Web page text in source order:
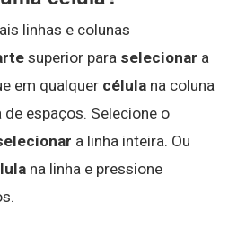
linhas e colunas
superior para selecionar a
em qualquer célula na coluna
espaços. Selecione o
a linha inteira. Ou
na linha e pressione